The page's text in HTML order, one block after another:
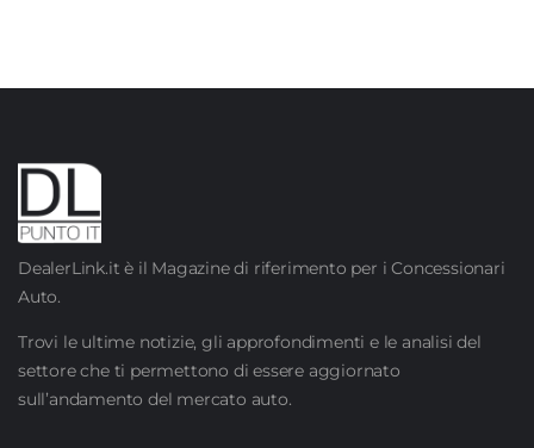
DealerLink.it è il Magazine di riferimento per i Concessionari
Auto.
Trovi le ultime notizie, gli approfondimenti e le analisi del
settore che ti permettono di essere aggiornato
sull’andamento del mercato auto.